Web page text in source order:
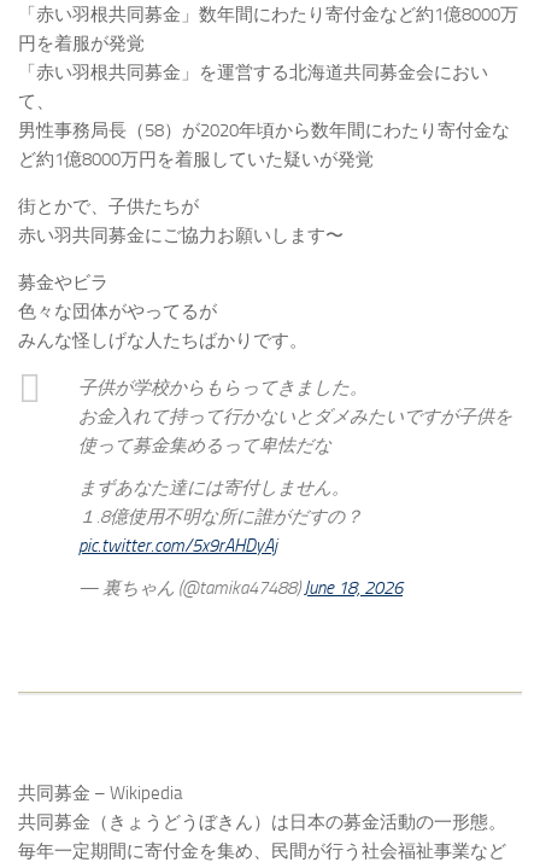
「赤い羽根共同募金」数年間にわたり寄付金など約1億8000万
円を着服が発覚
「赤い羽根共同募金」を運営する北海道共同募金会におい
て、
男性事務局長（58）が2020年頃から数年間にわたり寄付金な
ど約1億8000万円を着服していた疑いが発覚
街とかで、子供たちが
赤い羽共同募金にご協力お願いします〜
募金やビラ
色々な団体がやってるが
みんな怪しげな人たちばかりです。
子供が学校からもらってきました。
お金入れて持って行かないとダメみたいですが子供を
使って募金集めるって卑怯だな
まずあなた達には寄付しません。
１.8億使用不明な所に誰がだすの？
pic.twitter.com/5x9rAHDyAj
— 裏ちゃん (@tamika47488)June 18, 2026
共同募金 – Wikipedia
共同募金（きょうどうぼきん）は日本の募金活動の一形態。
毎年一定期間に寄付金を集め、民間が行う社会福祉事業など